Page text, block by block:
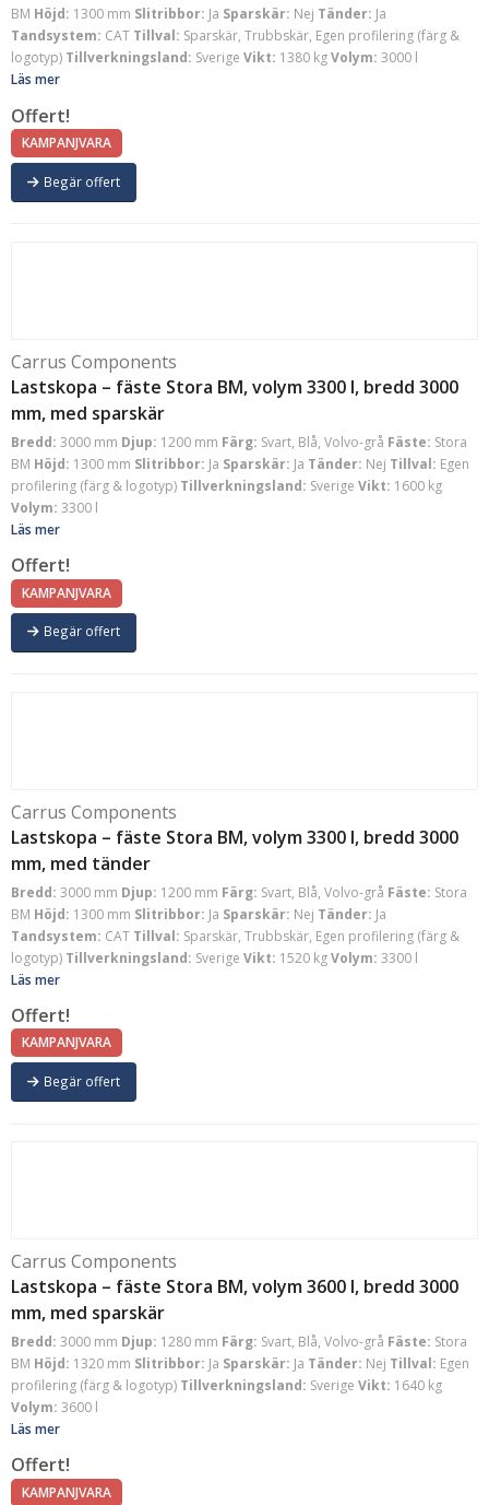
BM Höjd: 1300 mm Slitribbor: Ja Sparskär: Nej Tänder: Ja
Tandsystem: CAT Tillval: Sparskär, Trubbskär, Egen profilering (färg &
logotyp) Tillverkningsland: Sverige Vikt: 1380 kgVolym: 3000 l
Läs mer
Offert!
KAMPANJVARA
Begär offert
Carrus Components
Lastskopa – fäste Stora BM, volym 3300 l, bredd 3000
mm, med sparskär
Bredd: 3000 mm Djup: 1200 mm Färg: Svart, Blå, Volvo-grå Fäste: Stora
BM Höjd: 1300 mm Slitribbor: Ja Sparskär: Ja Tänder: Nej Tillval: Egen
profilering (färg & logotyp) Tillverkningsland: Sverige Vikt: 1600 kg
Volym: 3300 l
Läs mer
Offert!
KAMPANJVARA
Begär offert
Carrus Components
Lastskopa – fäste Stora BM, volym 3300 l, bredd 3000
mm, med tänder
Bredd: 3000 mm Djup: 1200 mm Färg: Svart, Blå, Volvo-grå Fäste: Stora
BM Höjd: 1300 mm Slitribbor: Ja Sparskär: Nej Tänder: Ja
Tandsystem: CAT Tillval: Sparskär, Trubbskär, Egen profilering (färg &
logotyp) Tillverkningsland: Sverige Vikt: 1520 kgVolym: 3300 l
Läs mer
Offert!
KAMPANJVARA
Begär offert
Carrus Components
Lastskopa – fäste Stora BM, volym 3600 l, bredd 3000
mm, med sparskär
Bredd: 3000 mm Djup: 1280 mm Färg: Svart, Blå, Volvo-grå Fäste: Stora
BM Höjd: 1320 mm Slitribbor: Ja Sparskär: Ja Tänder: Nej Tillval: Egen
profilering (färg & logotyp) Tillverkningsland: Sverige Vikt: 1640 kg
Volym: 3600 l
Läs mer
Offert!
KAMPANJVARA